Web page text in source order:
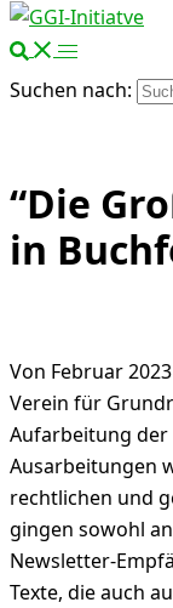
Suchen nach:
“Die
in
Von Februar
Verein für
Aufarbeitung der
Ausarbeitungen
rechtlichen und
gingen sowohl
Newsletter-
Texte, die auch